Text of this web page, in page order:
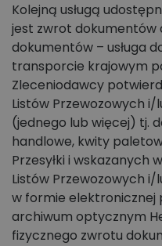
Kolejną usługą
jest zwrot dokumentów
dokumentów – usługa
transporcie krajowym
Zleceniodawcy
Listów Przewozowych
(jednego lub więcej) tj.
handlowe, kwity
Przesyłki i wskazanych
Listów Przewozowych
w formie elektronicznej
archiwum optycznym
fizycznego zwrotu